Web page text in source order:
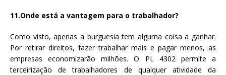
11.Onde está a vantagem para o trabalhador?
Como visto, apenas a burguesia tem alguma coisa a ganhar.
Por retirar direitos, fazer trabalhar mais e pagar menos, as
empresas economizarão milhões. O PL 4302 permite a
terceirização de trabalhadores de qualquer atividade da